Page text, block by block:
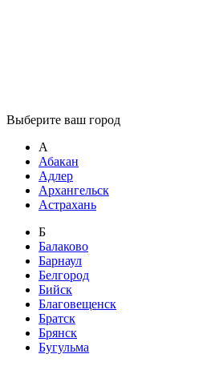
Выберите ваш город
А
Абакан
Адлер
Архангельск
Астрахань
Б
Балаково
Барнаул
Белгород
Бийск
Благовещенск
Братск
Брянск
Бугульма